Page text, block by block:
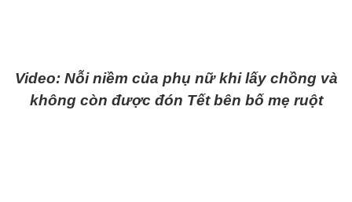
Video: Nỗi niềm của phụ nữ khi lấy chồng và
không còn được đón Tết bên bố mẹ ruột